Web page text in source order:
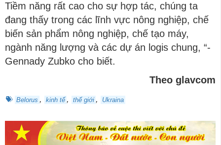
Tiềm năng rất cao cho sự hợp tác, chúng ta
đang thấy trong các lĩnh vực nông nghiệp, chế
biến sản phẩm nông nghiệp, chế tạo máy,
ngành năng lượng và các dự án logis chung, “-
Gennady Zubko cho biết.
Theo glavcom
Belorus , kinh tế , thế giới , Ukraina